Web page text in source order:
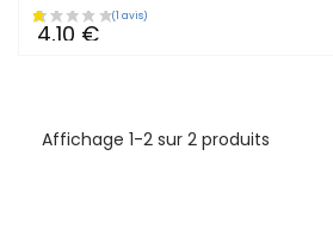
4,10 €
Affichage 1-2 sur 2 produits